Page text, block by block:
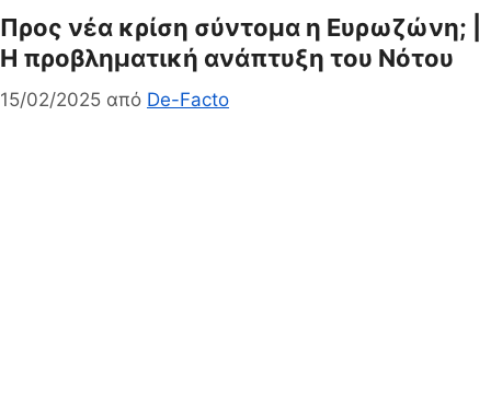
Προς νέα κρίση σύντομα η Ευρωζώνη; |
Η προβληματική ανάπτυξη του Νότου
15/02/2025 από De-Facto